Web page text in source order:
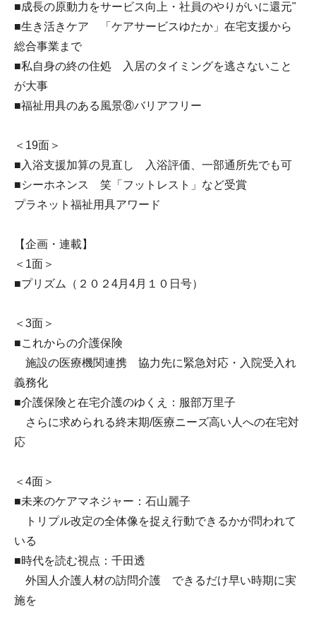
■成長の原動力をサービス向上・社員のやりがいに還元"
■生き活きケア 「ケアサービスゆたか」在宅支援から
総合事業まで
■私自身の終の住処 入居のタイミングを逃さないこと
が大事
■福祉用具のある風景⑧バリアフリー
＜19面＞
■入浴支援加算の見直し 入浴評価、一部通所先でも可
■シーホネンス 笑「フットレスト」など受賞
プラネット福祉用具アワード
【企画・連載】
＜1面＞
■プリズム（２０２4月4月１０日号）
＜3面＞
■これからの介護保険
施設の医療機関連携 協力先に緊急対応・入院受入れ
義務化
■介護保険と在宅介護のゆくえ：服部万里子
さらに求められる終末期/医療ニーズ高い人への在宅対
応
＜4面＞
■未来のケアマネジャー：石山麗子
トリプル改定の全体像を捉え行動できるかが問われて
いる
■時代を読む視点：千田透
外国人介護人材の訪問介護 できるだけ早い時期に実
施を